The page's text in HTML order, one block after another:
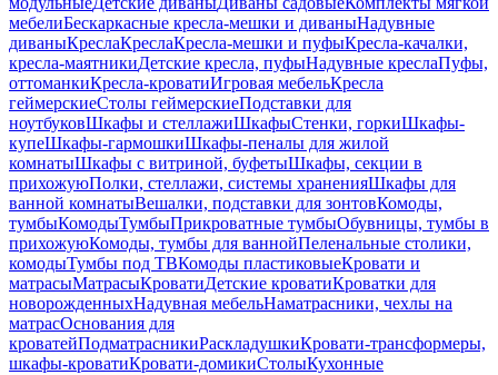
мебелиБескаркасные кресла-мешки и диваныНадувные
диваныКреслаКреслаКресла-мешки и пуфыКресла-качалки,
кресла-маятникиДетские кресла, пуфыНадувные креслаПуфы,
оттоманкиКресла-кроватиИгровая мебельКресла
геймерскиеСтолы геймерскиеПодставки для
ноутбуковШкафы и стеллажиШкафыСтенки, горкиШкафы-
купеШкафы-гармошкиШкафы-пеналы для жилой
комнатыШкафы с витриной, буфетыШкафы, секции в
прихожуюПолки, стеллажи, системы храненияШкафы для
ванной комнатыВешалки, подставки для зонтовКомоды,
тумбыКомодыТумбыПрикроватные тумбыОбувницы, тумбы в
прихожуюКомоды, тумбы для ваннойПеленальные столики,
комодыТумбы под ТВКомоды пластиковыеКровати и
матрасыМатрасыКроватиДетские кроватиКроватки для
новорожденныхНадувная мебельНаматрасники, чехлы на
матрасОснования для
кроватейПодматрасникиРаскладушкиКровати-трансформеры,
шкафы-кроватиКровати-домикиСтолыКухонные